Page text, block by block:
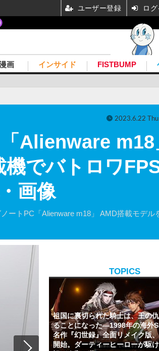
画 インサイド FISTBUMP
Alienware m18
でバトロワ
画像
ートPC「Alienware m18」 AMD搭載モデル
2023.6.22
TOPICS
祖国に裏切られた騎士は、王の
ることになった―1998年の海外
名作『幻世録』全面リメイク版
開始。ダーティーヒーローが駆
ユーザー登録 ロ